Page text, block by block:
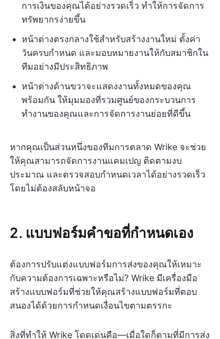
การเงินของคุณได้อย่างรวดเร็ว ทำให้การจัดการ
ทรัพยากรง่ายขึ้น
หน้าต่างตรงกลางใช้สำหรับสร้างงานใหม่ ตั้งค่า
วันครบกำหนด และมอบหมายงานให้กับสมาชิกใน
ทีมอย่างมีประสิทธิภาพ
หน้าต่างด้านขวาจะแสดงงานทั้งหมดของคุณ
พร้อมกัน ให้มุมมองที่รวมศูนย์ของกระบวนการ
ทำงานของคุณและการจัดการงานย่อยที่ดีขึ้น
หากคุณเป็นส่วนหนึ่งของทีมการตลาด Wrike จะช่วย
ให้คุณสามารถจัดการงานแคมเปญ ติดตามงบ
ประมาณ และตรวจสอบกำหนดเวลาได้อย่างรวดเร็ว
โดยไม่ต้องสลับหน้าจอ
2. แบบฟอร์มคำขอที่กำหนดเอง
ต้องการปรับแต่งแบบฟอร์มการส่งของคุณให้เหมาะ
กับความต้องการเฉพาะหรือไม่? Wrike มีเครื่องมือ
สร้างแบบฟอร์มที่ช่วยให้คุณสร้างแบบฟอร์มที่ตอบ
สนองได้ด้วยการกำหนดเงื่อนไขตามตรรกะ
สิ่งที่ทำให้ Wrike โดดเด่นคือ—เมื่อใดก็ตามที่มีการส่ง